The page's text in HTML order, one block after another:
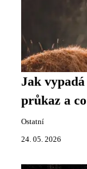
Jak
průkaz a
Ostatní
24. 05. 2026